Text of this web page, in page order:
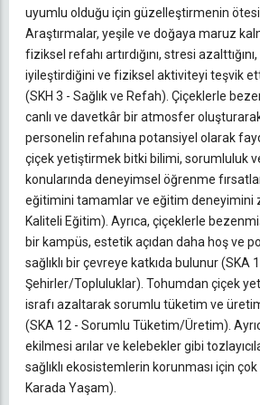
uyumlu olduğu için güzelleştirmenin
Araştırmalar, yeşile ve doğaya maruz
fiziksel refahı artırdığını, stresi
iyileştirdiğini ve fiziksel aktiviteyi teşvik
(SKH 3 - Sağlık ve Refah). Çiçeklerle
canlı ve davetkâr bir atmosfer
personelin refahına potansiyel olarak
çiçek yetiştirmek bitki bilimi, sorumluluk
konularında deneyimsel öğrenme
eğitimini tamamlar ve eğitim deneyimini
Kaliteli Eğitim). Ayrıca, çiçeklerle
bir kampüs, estetik açıdan daha hoş ve
sağlıklı bir çevreye katkıda bulunur (SKA
Şehirler/Topluluklar). Tohumdan çiçek
israfı azaltarak sorumlu tüketim ve
(SKA 12 - Sorumlu Tüketim/Üretim).
ekilmesi arılar ve kelebekler gibi
sağlıklı ekosistemlerin korunması için
Karada Yaşam).